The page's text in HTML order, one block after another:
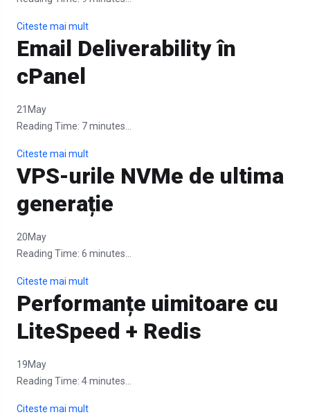
Citeste mai mult
Email Deliverability în
cPanel
21 May
Reading Time: 7minutes...
Citeste mai mult
VPS-urile NVMe de ultima
generație
20May
Reading Time: 6 minutes...
Citeste mai mult
Performanțe uimitoare cu
LiteSpeed + Redis
19May
Reading Time: 4minutes...
Citeste mai mult